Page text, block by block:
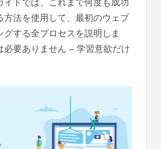
方法を使用して、最初のウェブ
する全プロセスを説明しま
要ありません – 学習意欲だけ